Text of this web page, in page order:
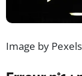
Image by